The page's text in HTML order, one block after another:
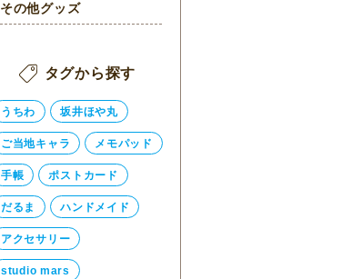
その他グッズ
タグから探す
うちわ 坂井ほや丸
ご当地キャラ メモパッド
手帳 ポストカード
だるま ハンドメイド
アクセサリー
studio mars